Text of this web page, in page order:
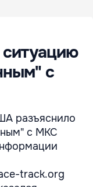
ситуацию
с
разъяснило
с МКС
track.org